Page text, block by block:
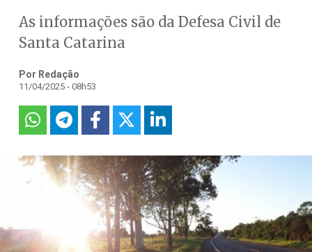
As informações são da Defesa Civil de
Santa Catarina
Por Redação
11/04/2025 - 08h53